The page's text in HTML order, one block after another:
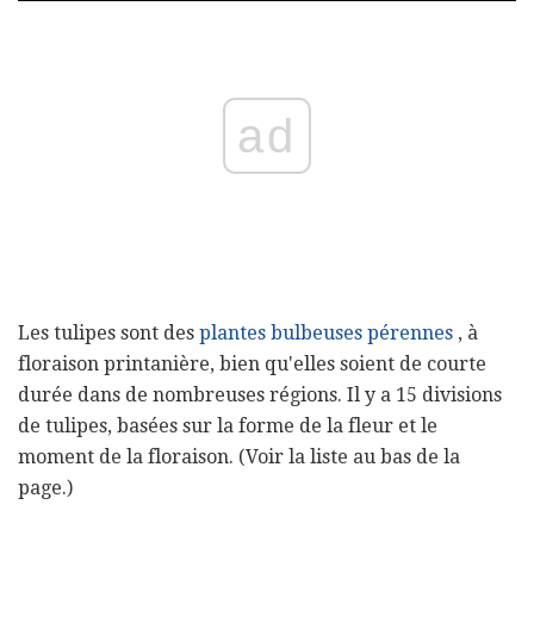
ad
Les tulipes sont des plantes bulbeuses pérennes , à
floraison printanière, bien qu'elles soient de courte
durée dans de nombreuses régions. Il y a 15 divisions
de tulipes, basées sur la forme de la fleur et le
moment de la floraison. (Voir la liste au bas de la
page.)